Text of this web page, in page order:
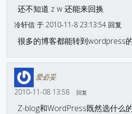
还不知道 z w 还能来回换
冷轩信 于 2010-11-8 23:13:54 回复
很多的博客都能转到wordpress
爱必妥
2010-11-08 13:58
回复
Z-blog和WordPress既然选什么